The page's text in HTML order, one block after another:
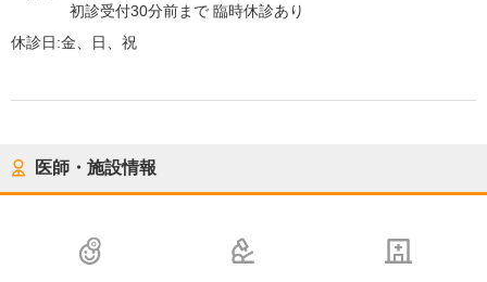
初診受付30分前まで 臨時休診あり
休診日:金、日、祝
医師・施設情報